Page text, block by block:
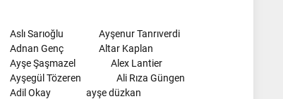
Aslı Sarıoğlu
Ayşenur Tanrıverdi
Adnan Genç
Altar Kaplan
Ayşe Şaşmazel
Alex Lantier
Ayşegül Tözeren
Ali Rıza Güngen
Adil Okay
ayşe düzkan